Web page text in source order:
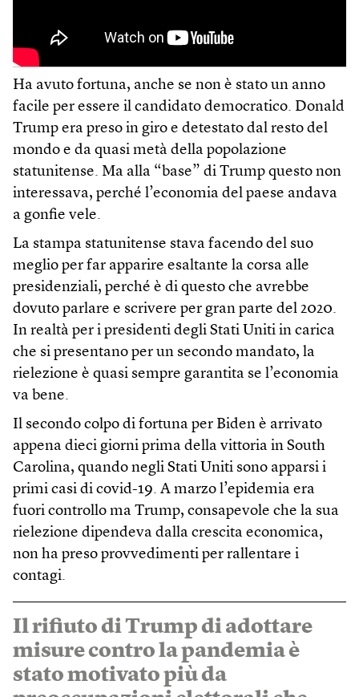
Ha avuto fortuna, anche se non è stato un anno
facile per essere il candidato democratico. Donald
Trump era preso in giro e detestato dal resto del
mondo e da quasi metà della popolazione
statunitense. Ma alla “base” di Trump questo non
interessava, perché l’economia del paese andava
a gonfie vele.
La stampa statunitense stava facendo del suo
meglio per far apparire esaltante la corsa alle
presidenziali, perché è di questo che avrebbe
dovuto parlare e scrivere per gran parte del 2020.
In realtà per i presidenti degli Stati Uniti in carica
che si presentano per un secondo mandato, la
rielezione è quasi sempre garantita se l’economia
va bene.
Il secondo colpo di fortuna per Biden è arrivato
appena dieci giorni prima della vittoria in South
Carolina, quando negli Stati Uniti sono apparsi i
primi casi di covid-19. A marzo l’epidemia era
fuori controllo ma Trump, consapevole che la sua
rielezione dipendeva dalla crescita economica,
non ha preso provvedimenti per rallentare i
contagi.
Il rifiuto di Trump di adottare
misure contro la pandemia è
stato motivato più da